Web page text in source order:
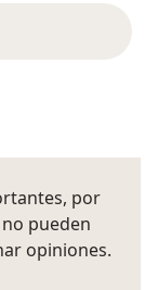
por
pueden
opiniones.